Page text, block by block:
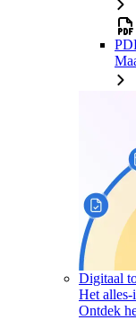
Digitaal
Het
Ontdek